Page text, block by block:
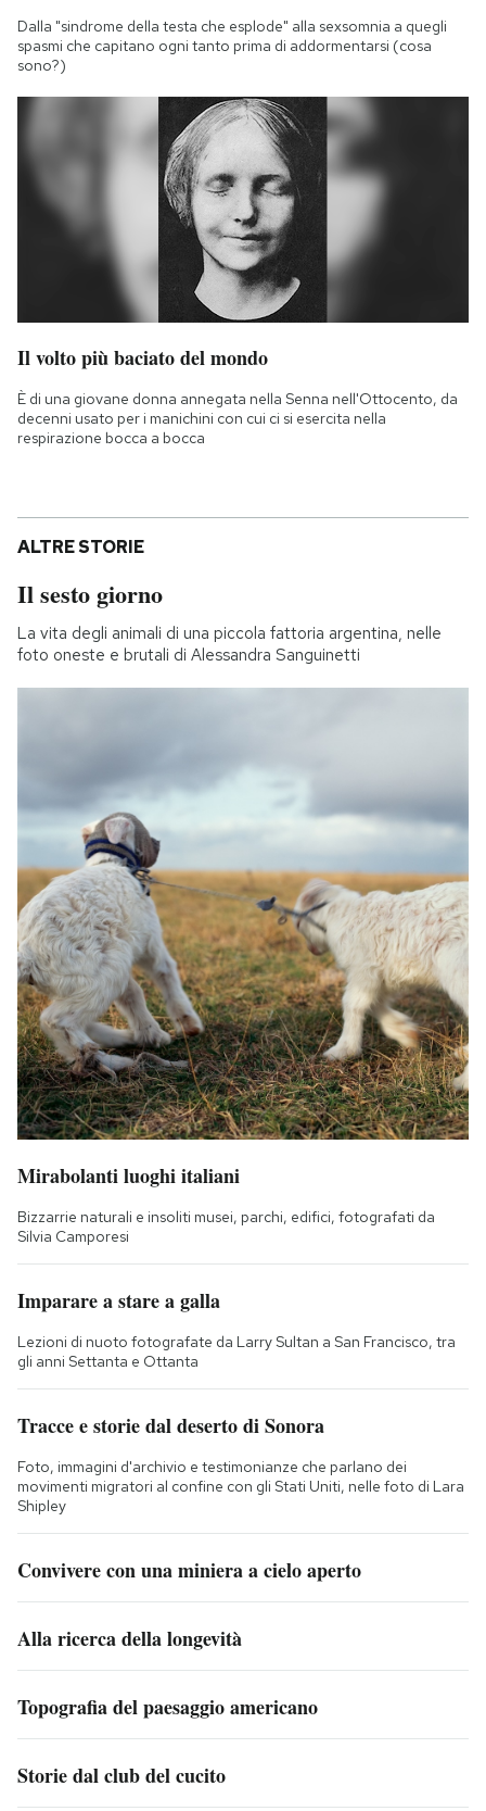
Dalla "sindrome della testa che esplode" alla sexsomnia a quegli
spasmi che capitano ogni tanto prima di addormentarsi (cosa
sono?)
Il volto più baciato del mondo
È di una giovane donna annegata nella Senna nell'Ottocento, da
decenni usato per i manichini con cui ci si esercita nella
respirazione bocca a bocca
ALTRE STORIE
Il sesto giorno
La vita degli animali di una piccola fattoria argentina, nelle
foto oneste e brutali di Alessandra Sanguinetti
Mirabolanti luoghi italiani
Bizzarrie naturali e insoliti musei, parchi, edifici, fotografati da
Silvia Camporesi
Imparare a stare a galla
Lezioni di nuoto fotografate da Larry Sultan a San Francisco, tra
gli anni Settanta e Ottanta
Tracce e storie dal deserto di Sonora
Foto, immagini d'archivio e testimonianze che parlano dei
movimenti migratori al confine con gli Stati Uniti, nelle foto di Lara
Shipley
Convivere con una miniera a cielo aperto
Alla ricerca della longevità
Topografia del paesaggio americano
Storie dal club del cucito